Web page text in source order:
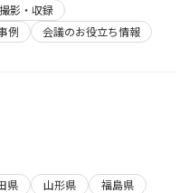
撮影・収録
例 会議のお役立ち情報
県 山形県
福島県